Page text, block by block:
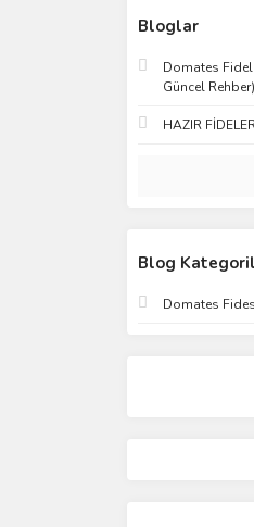
Bloglar
Domates
Güncel Rehber)
HAZIR
Blog
Domates